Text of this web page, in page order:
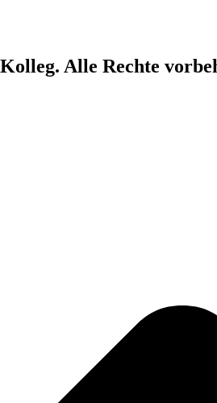
Alle Rechte